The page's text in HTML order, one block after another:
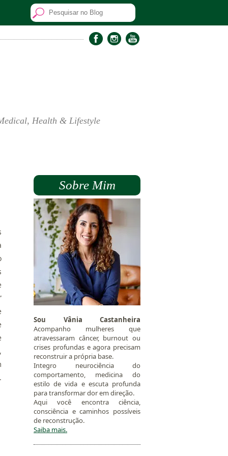
Health & Lifestyle
Sobre Mim
Sou Vânia Castanheira
Acompanho mulheres que
atravessaram câncer, burnout ou
crises profundas e agora precisam
reconstruir a própria base.
Integro neurociência do
comportamento, medicina do
estilo de vida e escuta profunda
para transformar dor em direção.
Aqui você encontra ciência,
consciência e caminhos possíveis
de reconstrução.
Saiba mais.